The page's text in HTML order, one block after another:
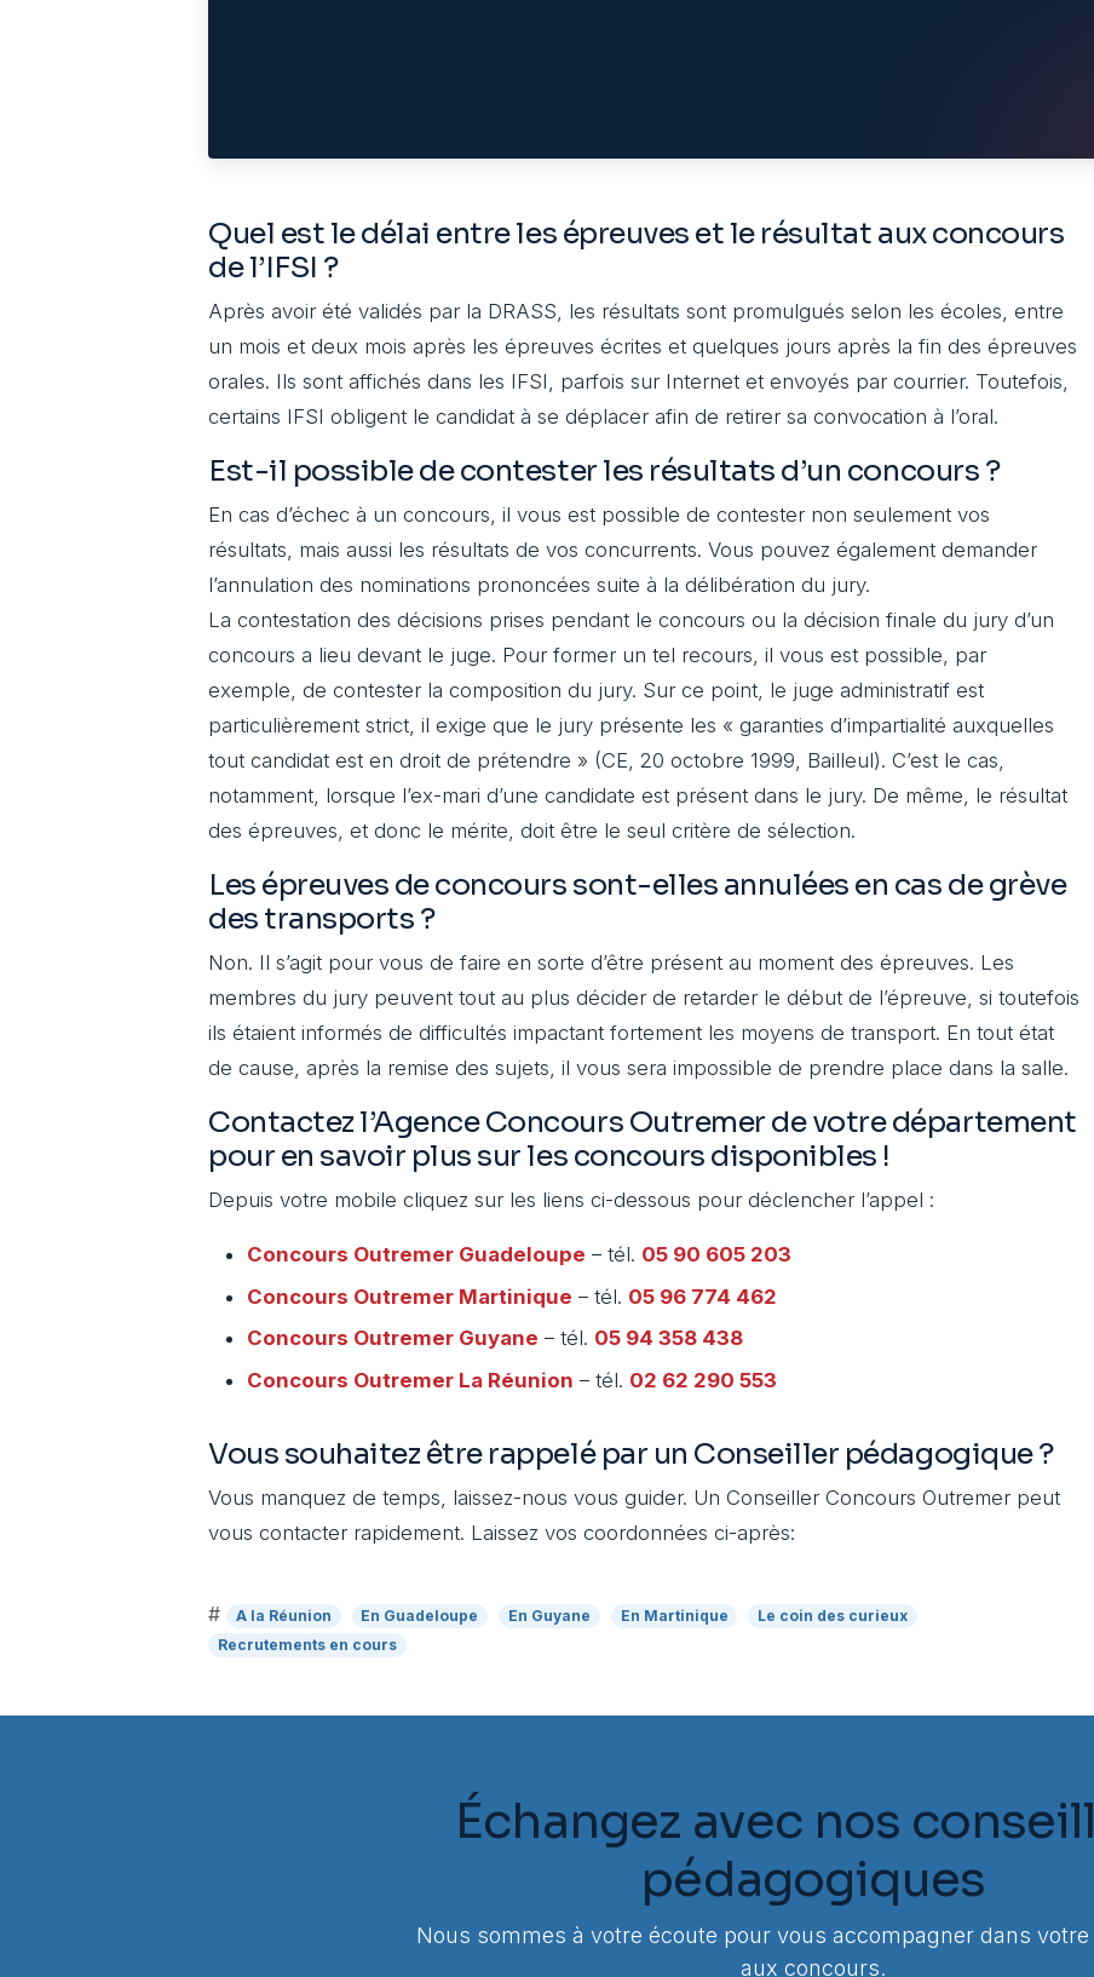
Quel est le délai entre les épreuves et le résultat aux concours
de l’IFSI ?
Après avoir été validés par la DRASS, les résultats sont promulgués selon les écoles, entre
un mois et deux mois après les épreuves écrites et quelques jours après la fin des épreuves
orales. Ils sont affichés dans les IFSI, parfois sur Internet et envoyés par courrier. Toutefois,
certains IFSI obligent le candidat à se déplacer afin de retirer sa convocation à l’oral.
Est-il possible de contester les résultats d’un concours ?
En cas d’échec à un concours, il vous est possible de contester non seulement vos
résultats, mais aussi les résultats de vos concurrents. Vous pouvez également demander
l’annulation des nominations prononcées suite à la délibération du jury.
La contestation des décisions prises pendant le concours ou la décision finale du jury d’un
concours a lieu devant le juge. Pour former un tel recours, il vous est possible, par
exemple, de contester la composition du jury. Sur ce point, le juge administratif est
particulièrement strict, il exige que le jury présente les « garanties d’impartialité auxquelles
tout candidat est en droit de prétendre » (CE, 20 octobre 1999, Bailleul). C’est le cas,
notamment, lorsque l’ex-mari d’une candidate est présent dans le jury. De même, le résultat
des épreuves, et donc le mérite, doit être le seul critère de sélection.
Les épreuves de concours sont-elles annulées en cas de grève
des transports ?
Non. Il s’agit pour vous de faire en sorte d’être présent au moment des épreuves. Les
membres du jury peuvent tout au plus décider de retarder le début de l’épreuve, si toutefois
ils étaient informés de difficultés impactant fortement les moyens de transport. En tout état
de cause, après la remise des sujets, il vous sera impossible de prendre place dans la salle.
Contactez l’Agence Concours Outremer de votre département
pour en savoir plus sur les concours disponibles !
Depuis votre mobile cliquez sur les liens ci-dessous pour déclencher l’appel :
Concours Outremer Guadeloupe – tél. 05 90 605 203
Concours Outremer Martinique – tél. 05 96 774 462
Concours Outremer Guyane – tél. 05 94 358 438
Concours Outremer La Réunion – tél. 02 62 290 553
Vous souhaitez être rappelé par un Conseiller pédagogique ?
Vous manquez de temps, laissez-nous vous guider. Un Conseiller Concours Outremer peut
vous contacter rapidement. Laissez vos coordonnées ci-après:
# A la Réunion En Guadeloupe En Guyane En Martinique
Le coin des curieux
Recrutements en cours
Échangez avec nos
pédagogiques
Nous sommes à votre écoute pour vous accompagner dans votre
aux concours.